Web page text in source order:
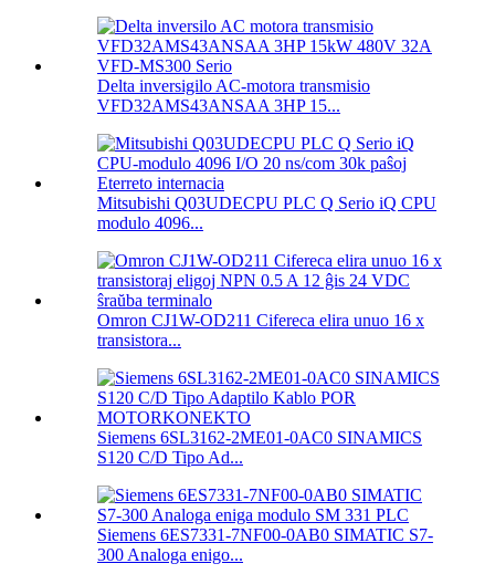
Delta inversigilo AC-motora transmisio
VFD32AMS43ANSAA 3HP 15...
Mitsubishi Q03UDECPU PLC Q Serio iQ CPU
modulo 4096...
Omron CJ1W-OD211 Cifereca elira unuo 16 x
transistora...
Siemens 6SL3162-2ME01-0AC0 SINAMICS
S120 C/D Tipo Ad...
Siemens 6ES7331-7NF00-0AB0 SIMATIC S7-
300 Analoga enigo...